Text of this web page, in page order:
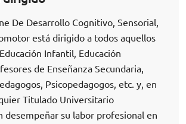
De Desarrollo Cognitivo, Sensorial,
está dirigido a todos aquellos
Infantil, Educación
de Enseñanza Secundaria,
Psicopedagogos, etc. y, en
Titulado Universitario
desempeñar su labor profesional en